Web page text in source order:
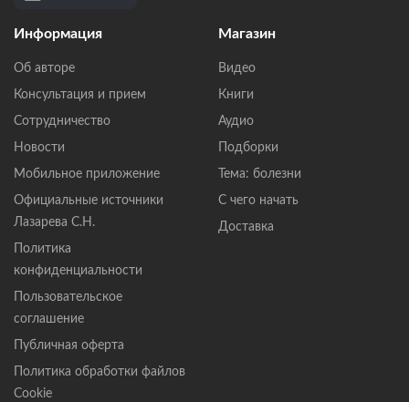
Информация
Об авторе
Консультация и прием
Сотрудничество
Новости
Мобильное приложение
Официальные источники
Лазарева С.Н.
Политика
конфиденциальности
Пользовательское
соглашение
Публичная оферта
Политика обработки файлов
Cookie
Магазин
Видео
Книги
Аудио
Подборки
Тема: болезни
С чего начать
Доставка